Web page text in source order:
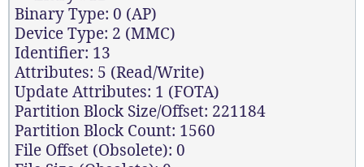
Binary Type: 0 (AP)
Device Type: 2 (MMC)
Identifier: 13
Attributes: 5 (Read/Write)
Update Attributes: 1 (FOTA)
Partition Block Size/Offset: 221184
Partition Block Count: 1560
File Offset (Obsolete): 0